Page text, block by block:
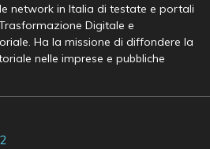
network in Italia di testate e portali
Digitale e
Ha la missione di diffondere la
nelle imprese e pubbliche